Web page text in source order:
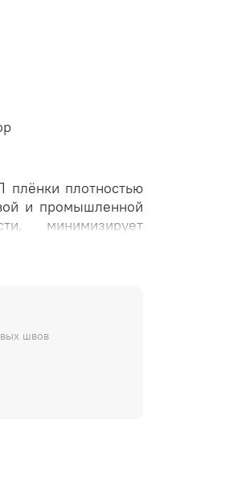
плотностью
и промышленной
минимизирует
пакет, защищая
со всех
для упаковки
швов